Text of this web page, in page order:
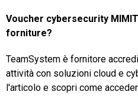
Voucher cybersecurity
forniture?
TeamSystem è fornitore
attività con soluzioni cloud e
l'articolo e scopri come